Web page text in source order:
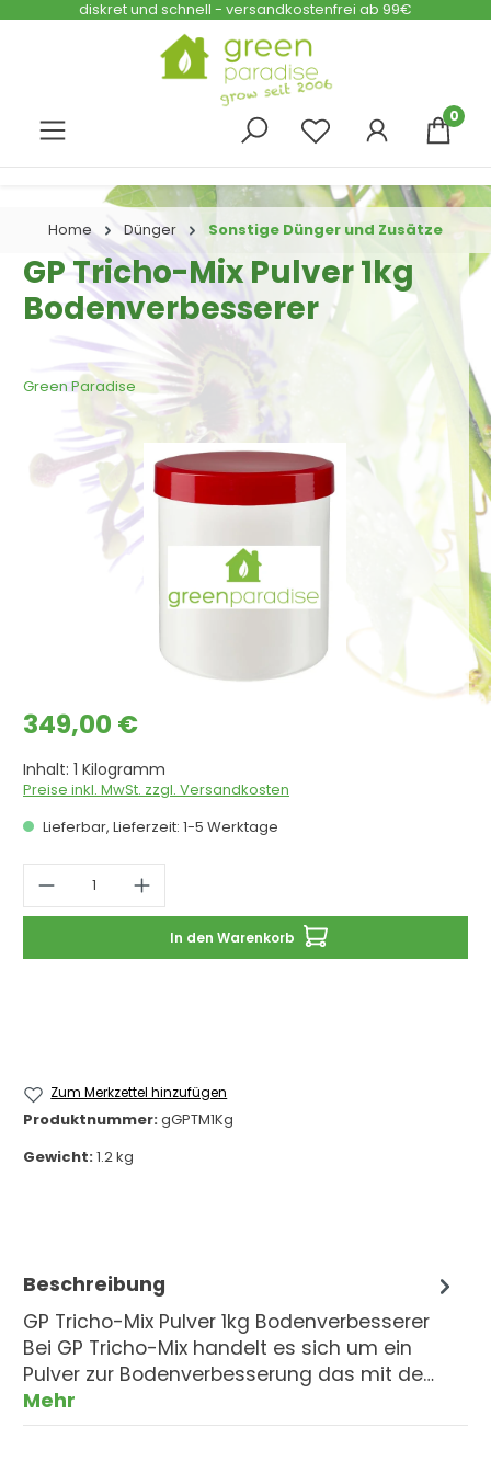
Zum Hauptinhalt springen
diskret und schnell - versandkostenfrei ab 99€
0
Home Dünger Sonstige Dünger und Zusätze
GP Tricho-Mix Pulver 1kg
Bodenverbesserer
Green Paradise
Bildergalerie überspringen
Regulärer Preis:
349,00 €
Inhalt: 1 Kilogramm
Preise inkl. MwSt. zzgl. Versandkosten
Lieferbar, Lieferzeit: 1-5 Werktage
Produkt Anzahl: Gib den
In den Warenkorb
Zum Merkzettel hinzufügen
Produktnummer:gGPTM1Kg
Gewicht:1.2 kg
Beschreibung
GP Tricho-Mix Pulver 1kg Bodenverbesserer
Bei GP Tricho-Mix handelt es sich um ein
Pulver zur Bodenverbesserung das mit de…
Mehr